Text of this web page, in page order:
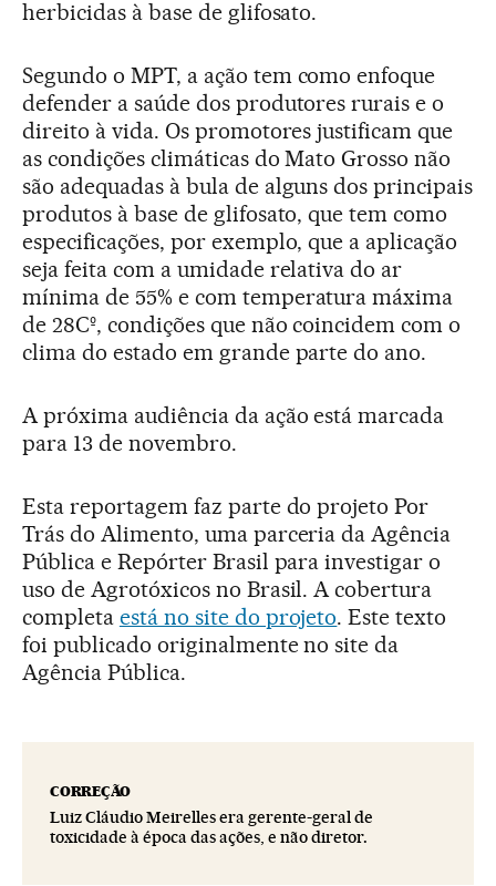
herbicidas à base de glifosato.
Segundo o MPT, a ação tem como enfoque
defender a saúde dos produtores rurais e o
direito à vida. Os promotores justificam que
as condições climáticas do Mato Grosso não
são adequadas à bula de alguns dos principais
produtos à base de glifosato, que tem como
especificações, por exemplo, que a aplicação
seja feita com a umidade relativa do ar
mínima de 55% e com temperatura máxima
de 28Cº, condições que não coincidem com o
clima do estado em grande parte do ano.
A próxima audiência da ação está marcada
para 13 de novembro.
Esta reportagem faz parte do projeto Por
Trás do Alimento, uma parceria da Agência
Pública e Repórter Brasil para investigar o
uso de Agrotóxicos no Brasil. A cobertura
completa está no site do projeto. Este texto
foi publicado originalmente no site da
Agência Pública.
CORREÇÃO
Luiz Cláudio Meirelles era gerente-geral de
toxicidade à época das ações, e não diretor.